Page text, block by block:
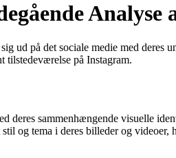
Analyse
ud på det sociale medie med
tilstedeværelse på Instagram.
deres sammenhængende visuelle
og tema i deres billeder og